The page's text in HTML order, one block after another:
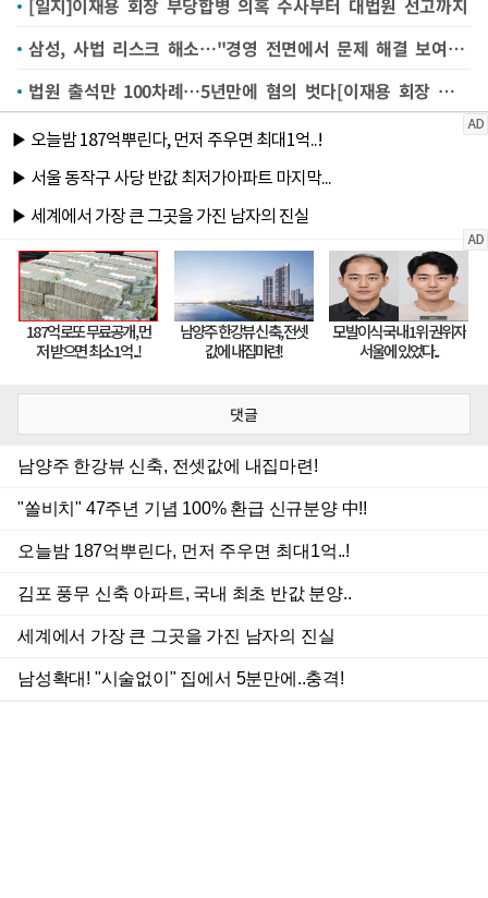
[일지]이재용 회장 부당합병 의혹 수사부터 대법원 선고까지
삼성, 사법 리스크 해소…"경영 전면에서 문제 해결 보여달라"
법원 출석만 100차례…5년만에 혐의 벗다[이재용 회장 최종 무죄①]
댓글